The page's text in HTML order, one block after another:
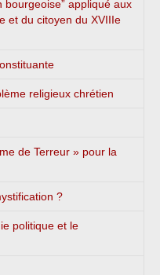
bourgeoise” appliqué aux
et du citoyen du XVIIIe
religieux chrétien
de Terreur » pour la
?
politique et le